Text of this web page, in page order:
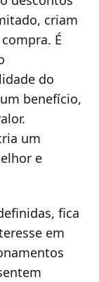
criam
É
do
benefício,
um
e
fica
em